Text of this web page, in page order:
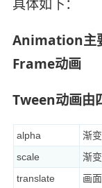
具体如下：
Animation主
Frame动画
Tween动画由
alpha
渐
scale
渐
translate
画